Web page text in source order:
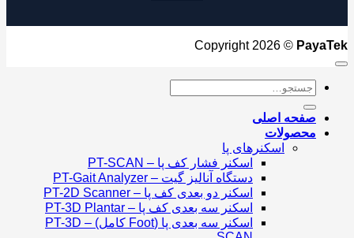
Copyright 2026 ©
جستجو
صفحه اصلی
محصولات
اسکنرهای پا
اسکنر فشار کف پا – PT-SCAN
دستگاه آنالیز گیت – PT-Gait Analyzer
اسکنر دو بعدی کف پا – PT-2D Scanner
اسکنر سه بعدی کف پا – PT-3D Plantar
اسکنر سه بعدی پا (Foot کامل) – PT-3D